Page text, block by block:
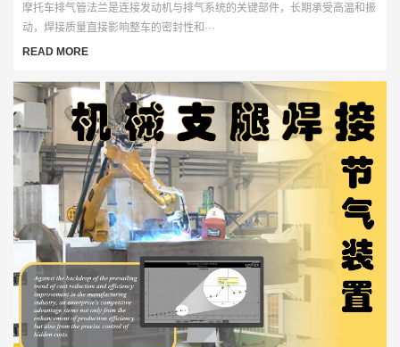
摩托车排气管法兰是连接发动机与排气系统的关键部件，长期承受高温和振
动，焊接质量直接影响整车的密封性和···
READ MORE